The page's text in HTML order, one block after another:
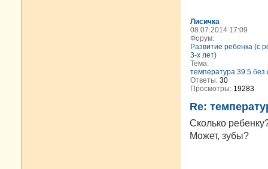
Лисичка
08.07.2014 17:09
Форум:
Развитие ребенка (с
3-х лет)
Тема:
температура 39.5 без
Ответы: 30
Просмотры: 19283
Re:
Сколько
Может, зубы?